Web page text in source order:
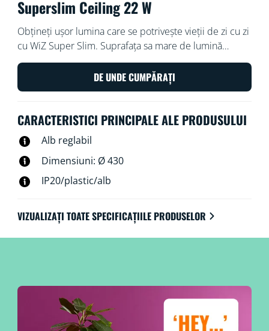
Superslim Ceiling 22 W
Obțineți ușor lumina care se potrivește vieții de zi cu zi
cu WiZ Super Slim. Suprafața sa mare de lumină
circulară vă inundă camera cu lumină albastră rece
pentru a promova vigilența și concentrarea și se
estompează într-o culoare moale și caldă pentru a vă
DE UNDE CUMPĂRAȚI
CARACTERISTICI PRINCIPALE ALE PRODUSULUI
Alb reglabil
Dimensiuni: Ø 430
IP20/plastic/alb
VIZUALIZAȚI TOATE SPECIFICAȚIILE PRODUSELOR